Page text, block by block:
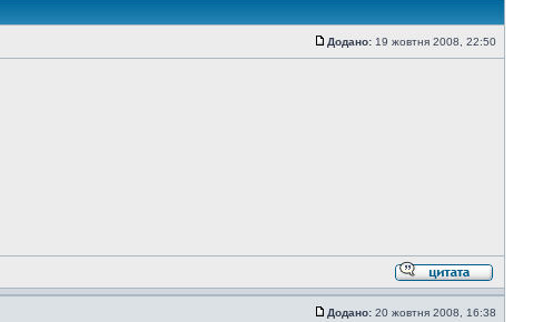
Додано: 19 жовтня 2008, 22:50
Додано: 20 жовтня 2008, 16:38